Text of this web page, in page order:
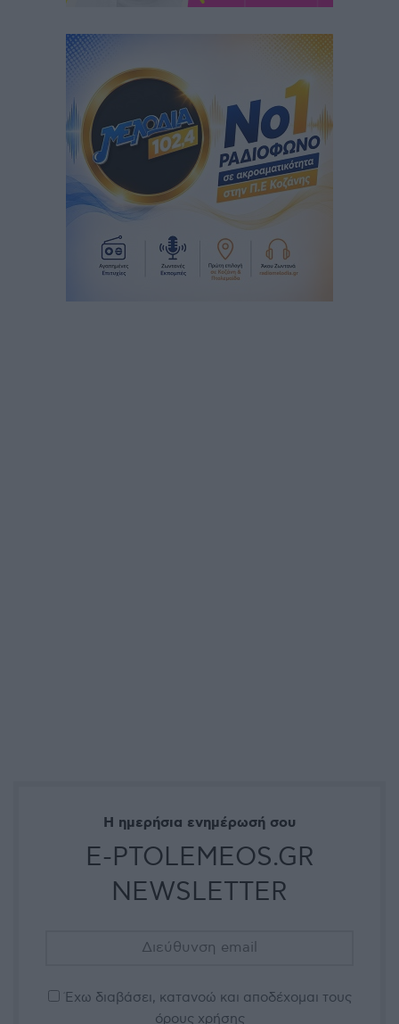
Η ημερήσια ενημέρωσή σου
E-PTOLEMEOS.GR
NEWSLETTER
Έχω διαβάσει, κατανοώ και αποδέχομαι τους
όρους χρήσης